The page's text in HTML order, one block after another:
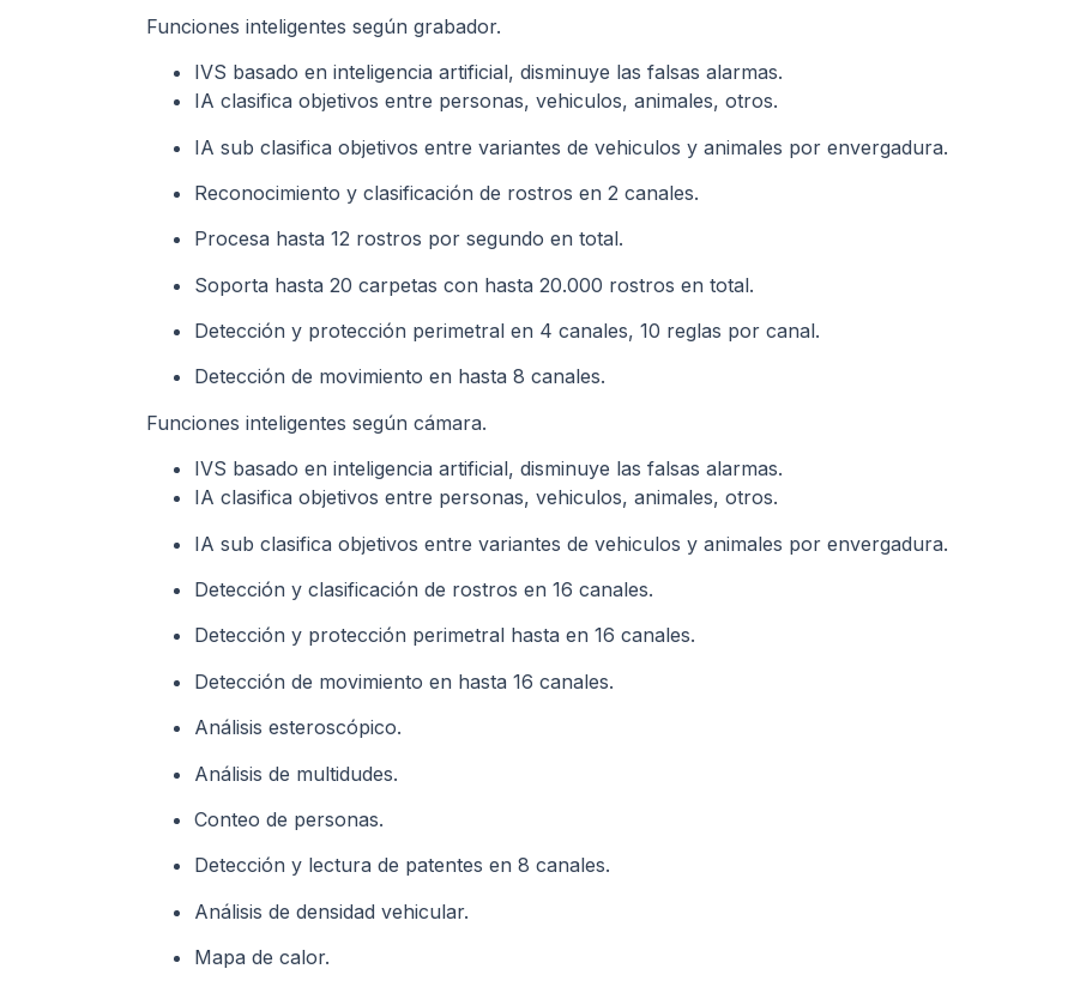
Funciones inteligentes según grabador.
IVS basado en inteligencia artificial, disminuye las falsas alarmas.
IA clasifica objetivos entre personas, vehiculos, animales, otros.
IA sub clasifica objetivos entre variantes de vehiculos y animales por envergadura.
Reconocimiento y clasificación de rostros en 2 canales.
Procesa hasta 12 rostros por segundo en total.
Soporta hasta 20 carpetas con hasta 20.000 rostros en total.
Detección y protección perimetral en 4 canales, 10 reglas por canal.
Detección de movimiento en hasta 8 canales.
Funciones inteligentes según cámara.
IVS basado en inteligencia artificial, disminuye las falsas alarmas.
IA clasifica objetivos entre personas, vehiculos, animales, otros.
IA sub clasifica objetivos entre variantes de vehiculos y animales por envergadura.
Detección y clasificación de rostros en 16 canales.
Detección y protección perimetral hasta en 16 canales.
Detección de movimiento en hasta 16 canales.
Análisis esteroscópico.
Análisis de multidudes.
Conteo de personas.
Detección y lectura de patentes en 8 canales.
Análisis de densidad vehicular.
Mapa de calor.